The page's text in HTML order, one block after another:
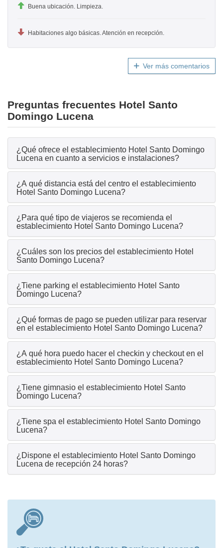
Buena ubicación. Limpieza.
Habitaciones algo básicas. Atención en recepción.
Ver más comentarios
Preguntas frecuentes Hotel Santo
Domingo Lucena
¿Qué ofrece el establecimiento Hotel Santo Domingo
Lucena en cuanto a servicios e instalaciones?
¿A qué distancia está del centro el establecimiento
Hotel Santo Domingo Lucena?
¿Para qué tipo de viajeros se recomienda el
establecimiento Hotel Santo Domingo Lucena?
¿Cuáles son los precios del establecimiento Hotel
Santo Domingo Lucena?
¿Tiene parking el establecimiento Hotel Santo
Domingo Lucena?
¿Qué formas de pago se pueden utilizar para reservar
en el establecimiento Hotel Santo Domingo Lucena?
¿A qué hora puedo hacer el checkin y checkout en el
establecimiento Hotel Santo Domingo Lucena?
¿Tiene gimnasio el establecimiento Hotel Santo
Domingo Lucena?
¿Tiene spa el establecimiento Hotel Santo Domingo
Lucena?
¿Dispone el establecimiento Hotel Santo Domingo
Lucena de recepción 24 horas?